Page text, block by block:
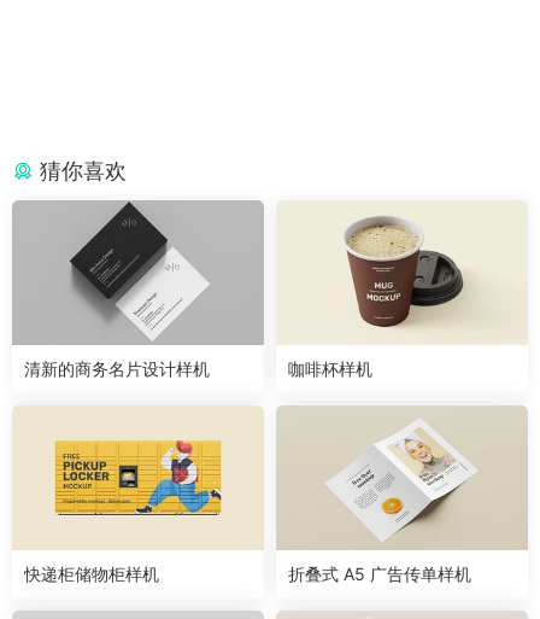
猜你喜欢
清新的商务名片设计样机 咖啡杯样机
快递柜储物柜样机 折叠式 A5 广告传单样机